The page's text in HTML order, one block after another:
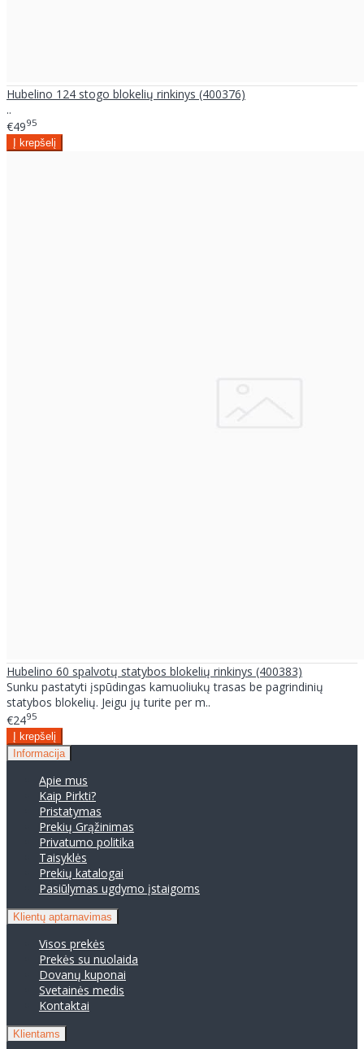
Hubelino 124 stogo blokelių rinkinys (400376)
..
€4995
Hubelino 60 spalvotų statybos blokelių rinkinys (400383)
Sunku pastatyti įspūdingas kamuoliukų trasas be pagrindinių
statybos blokelių. Jeigu jų turite per m..
€2495
Informacija
Apie mus
Kaip Pirkti?
Pristatymas
Prekių Grąžinimas
Privatumo politika
Taisyklės
Prekių katalogai
Pasiūlymas ugdymo įstaigoms
Klientų aptarnavimas
Visos prekės
Prekės su nuolaida
Dovanų kuponai
Svetainės medis
Kontaktai
Klientams